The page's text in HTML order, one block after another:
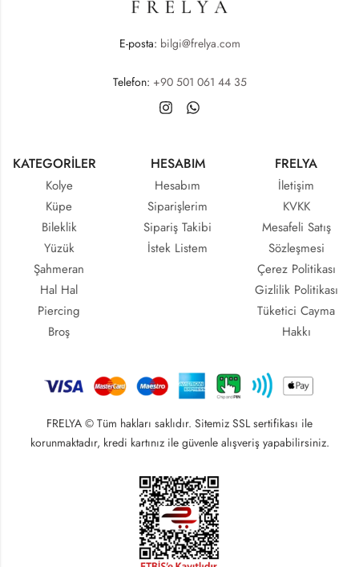
E-posta: bilgi@frelya.com
Telefon: +90 501 061 44 35
KATEGORİLER
Kolye
Küpe
Bileklik
Yüzük
Şahmeran
Hal Hal
Piercing
Broş
HESABIM
Hesabım
Siparişlerim
Sipariş Takibi
İstek Listem
FRELYA
İletişim
KVKK
Mesafeli Satış
Sözleşmesi
Çerez Politikası
Gizlilik Politikası
Tüketici Cayma
Hakkı
FRELYA © Tüm hakları saklıdır. Sitemiz SSL sertifikası ile
korunmaktadır, kredi kartınız ile güvenle alışveriş yapabilirsiniz.